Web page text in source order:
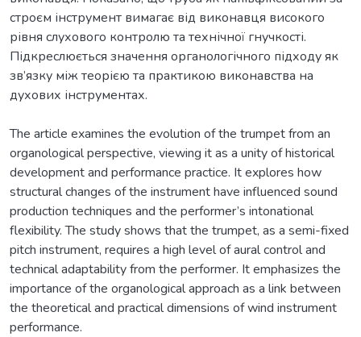
строєм інструмент вимагає від виконавця високого
рівня слухового контролю та технічної гнучкості.
Підкреслюється значення органологічного підходу як
зв’язку між теорією та практикою виконавства на
духових інструментах.
The article examines the evolution of the trumpet from an
organological perspective, viewing it as a unity of historical
development and performance practice. It explores how
structural changes of the instrument have influenced sound
production techniques and the performer’s intonational
flexibility. The study shows that the trumpet, as a semi-fixed
pitch instrument, requires a high level of aural control and
technical adaptability from the performer. It emphasizes the
importance of the organological approach as a link between
the theoretical and practical dimensions of wind instrument
performance.